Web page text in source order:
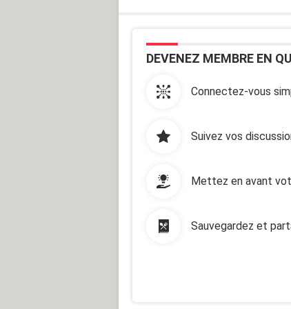
DEVENEZ MEMBRE EN
Connectez-vous
Suivez vos
Mettez en avant
Sauvegardez et